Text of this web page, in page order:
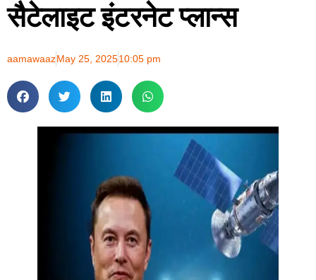
सैटेलाइट इंटरनेट प्लान्स
aamawaazMay 25, 202510:05 pm